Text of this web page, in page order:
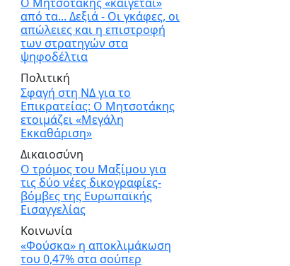
από τα... Δεξιά - Οι γκάφες, οι
απώλειες και η επιστροφή
των στρατηγών στα
ψηφοδέλτια
Πολιτική
Σφαγή στη ΝΔ για το
Επικρατείας: Ο Μητσοτάκης
ετοιμάζει «Μεγάλη
Εκκαθάριση»
Δικαιοσύνη
Ο τρόμος του Μαξίμου για
τις δύο νέες δικογραφίες-
βόμβες της Ευρωπαϊκής
Εισαγγελίας
Κοινωνία
«Φούσκα» η αποκλιμάκωση
του 0,47% στα σούπερ